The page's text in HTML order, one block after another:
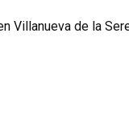
Villanueva de la